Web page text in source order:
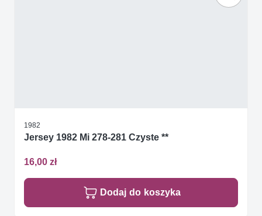
1982
Jersey 1982 Mi 278-281 Czyste **
16,00 zł
Dodaj do koszyka